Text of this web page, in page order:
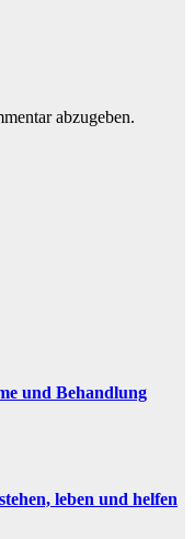
abzugeben.
und Behandlung
leben und helfen